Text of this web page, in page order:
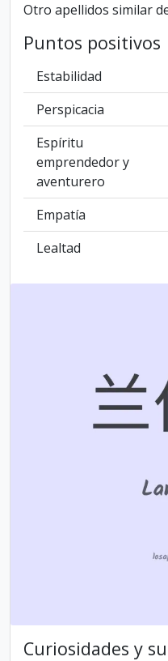
Otro apellidos similar
Puntos positivos
Estabilidad
Perspicacia
Espíritu
emprendedor y
aventurero
Empatía
Lealtad
Curiosidades y